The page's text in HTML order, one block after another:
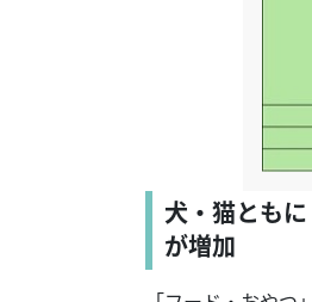
犬・猫とも
が増加